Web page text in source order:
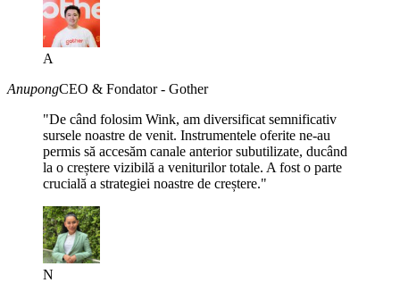
A
AnupongCEO & Fondator - Gother
"De când folosim Wink, am diversificat semnificativ
sursele noastre de venit. Instrumentele oferite ne-au
permis să accesăm canale anterior subutilizate, ducând
la o creștere vizibilă a veniturilor totale. A fost o parte
crucială a strategiei noastre de creștere."
N